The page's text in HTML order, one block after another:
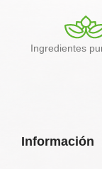
Información
Ingredientes